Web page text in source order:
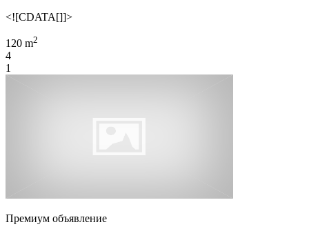
<![CDATA[]]>
120 m2
4
1
Премиум объявление